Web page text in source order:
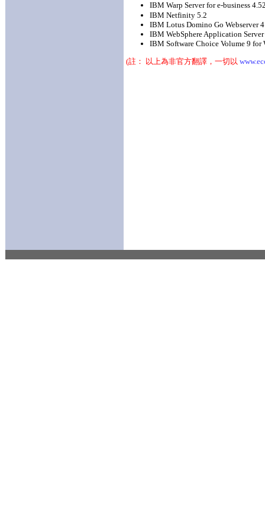
IBM Warp Server for e-business
IBM Netfinity 5.2
IBM Lotus Domino Go Webserver
IBM WebSphere Application
IBM Software Choice Volume 9 for
(註： 以上為非官方翻譯，一切以